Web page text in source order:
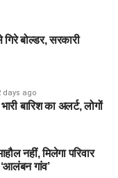
महिलाओं और बच्चों के
जीवन की जगह उन्हें
वातावरण मिल
सामाजिक विकास में
बोल्डर, सरकारी
days ago
बारिश का अलर्ट, लोगों
नहीं, मिलेगा परिवार
गांव’